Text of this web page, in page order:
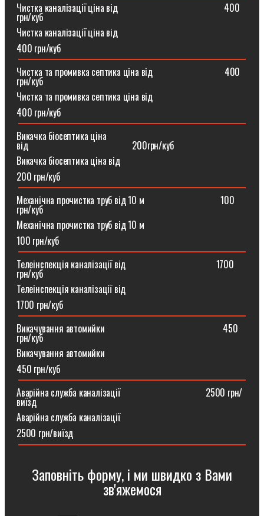
Чистка каналізації ціна від ⠀⠀⠀⠀⠀⠀⠀⠀⠀⠀⠀⠀⠀⠀⠀400
грн/куб
Чистка каналізації ціна від
400 грн/куб
Чистка та промивка септика ціна від ⠀⠀⠀⠀⠀⠀⠀⠀⠀⠀400
грн/куб
Чистка та промивка септика ціна від
400 грн/куб
Викачка біосептика ціна
від⠀⠀⠀⠀⠀⠀⠀⠀⠀⠀⠀⠀⠀⠀⠀200грн/куб
Викачка біосептика ціна від
200 грн/куб
Механічна прочистка труб від 10 м⠀⠀⠀⠀⠀⠀⠀⠀⠀⠀⠀100
грн/куб
Механічна прочистка труб від 10 м
100 грн/куб
Телеінспекція каналізації від⠀⠀⠀⠀⠀⠀⠀⠀⠀⠀⠀⠀⠀1700
грн/куб
Телеінспекція каналізації від
1700 грн/куб
Викачування автомийки⠀⠀⠀⠀⠀⠀⠀⠀⠀⠀⠀⠀⠀⠀⠀⠀⠀450
грн/куб
Викачування автомийки
450 грн/куб
Аварійна служба каналізації ⠀⠀⠀⠀⠀⠀⠀⠀⠀⠀⠀⠀2500 грн/
виїзд
Аварійна служба каналізації
2500 грн/виїзд
Заповніть форму, і ми швидко з Вами
зв'яжемося